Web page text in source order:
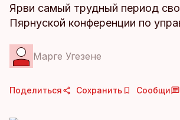
Ярви самый трудный период
Пярнуской конференции по
Марге Угезене
Поделиться Сохранить Сообщи